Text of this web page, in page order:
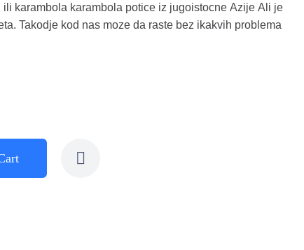
ili karambola karambola potice iz jugoistocne Azije Ali je
Takodje kod nas moze da raste bez ikakvih problema